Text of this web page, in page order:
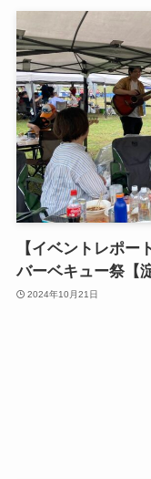
【イベントレポ
バーベキュー祭【
2024年10月21日